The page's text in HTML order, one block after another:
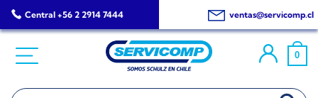
Saltar
al
Central +56 2 2914 7444 ventas@servicomp.cl
0
Buscar: BOTÓN DE